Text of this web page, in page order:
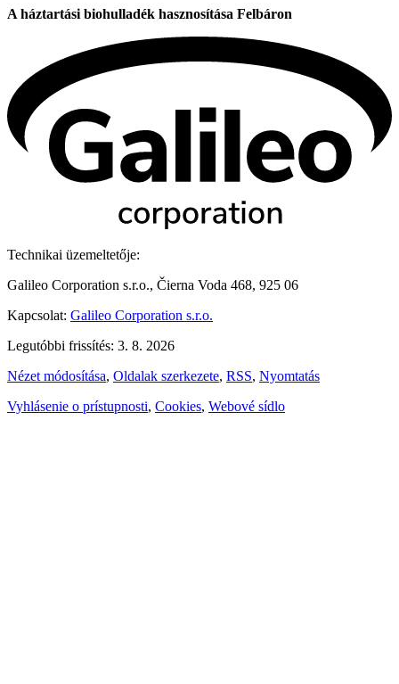
A háztartási biohulladék hasznosítása Felbáron
Technikai üzemeltetője:
Galileo Corporation s.r.o., Čierna Voda 468, 925 06
Kapcsolat: Galileo Corporation s.r.o.
Legutóbbi frissítés: 3. 8. 2026
Nézet módosítása, Oldalak szerkezete, RSS, Nyomtatás
Vyhlásenie o prístupnosti, Cookies, Webové sídlo